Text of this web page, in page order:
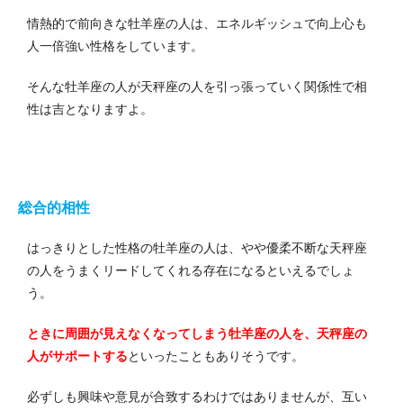
情熱的で前向きな牡羊座の人は、エネルギッシュで向上心も
人一倍強い性格をしています。
そんな牡羊座の人が天秤座の人を引っ張っていく関係性で相
性は吉となりますよ。
総合的相性
はっきりとした性格の牡羊座の人は、やや優柔不断な天秤座
の人をうまくリードしてくれる存在になるといえるでしょ
う。
ときに周囲が見えなくなってしまう牡羊座の人を、天秤座の
人がサポートするといったこともありそうです。
必ずしも興味や意見が合致するわけではありませんが、互い